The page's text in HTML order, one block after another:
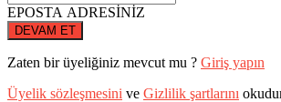
EPOSTA ADRESİNİZ
DEVAM ET
Zaten bir üyeliğiniz mevcut mu ? Giriş yapın
Üyelik sözleşmesini ve Gizlilik şartlarını